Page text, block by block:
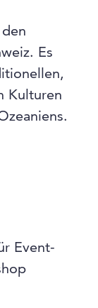
Es
Kulturen
Event-